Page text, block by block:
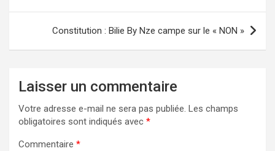
l’article
Constitution : Bilie By Nze campe sur le « NON »
Laisser un commentaire
Votre adresse e-mail ne sera pas publiée. Les champs
obligatoires sont indiqués avec *
Commentaire *